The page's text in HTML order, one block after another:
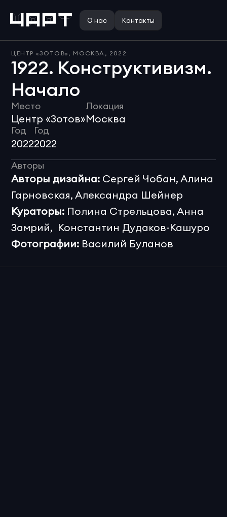
О нас Контакты
ЦЕНТР «ЗОТОВ», МОСКВА, 2022
1922. Конструктивизм.
Начало
Место
Центр «Зотов»
Локация
Москва
Год
2022
Год
2022
Авторы
Авторы дизайна: Сергей Чобан, Алина
Гарновская, Александра Шейнер
Кураторы: Полина Стрельцова, Анна
Замрий,  Константин Дудаков-Кашуро
Фотографии: Василий Буланов